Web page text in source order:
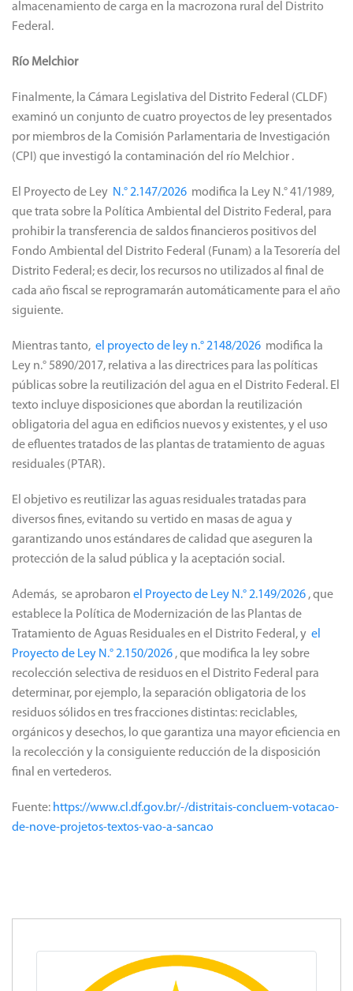
almacenamiento de carga en la macrozona rural del Distrito
Federal.
Río Melchior
Finalmente, la Cámara Legislativa del Distrito Federal (CLDF)
examinó un conjunto de cuatro proyectos de ley presentados
por miembros de la Comisión Parlamentaria de Investigación
(CPI) que investigó la contaminación del río Melchior .
El Proyecto de Ley N.° 2.147/2026 modifica la Ley N.° 41/1989,
que trata sobre la Política Ambiental del Distrito Federal, para
prohibir la transferencia de saldos financieros positivos del
Fondo Ambiental del Distrito Federal (Funam) a la Tesorería del
Distrito Federal; es decir, los recursos no utilizados al final de
cada año fiscal se reprogramarán automáticamente para el año
siguiente.
Mientras tanto, el proyecto de ley n.° 2148/2026 modifica la
Ley n.° 5890/2017, relativa a las directrices para las políticas
públicas sobre la reutilización del agua en el Distrito Federal. El
texto incluye disposiciones que abordan la reutilización
obligatoria del agua en edificios nuevos y existentes, y el uso
de efluentes tratados de las plantas de tratamiento de aguas
residuales (PTAR).
El objetivo es reutilizar las aguas residuales tratadas para
diversos fines, evitando su vertido en masas de agua y
garantizando unos estándares de calidad que aseguren la
protección de la salud pública y la aceptación social.
Además, se aprobaron el Proyecto de Ley N.° 2.149/2026 , que
establece la Política de Modernización de las Plantas de
Tratamiento de Aguas Residuales en el Distrito Federal, y el
Proyecto de Ley N.° 2.150/2026 , que modifica la ley sobre
recolección selectiva de residuos en el Distrito Federal para
determinar, por ejemplo, la separación obligatoria de los
residuos sólidos en tres fracciones distintas: reciclables,
orgánicos y desechos, lo que garantiza una mayor eficiencia en
la recolección y la consiguiente reducción de la disposición
final en vertederos.
Fuente: https://www.cl.df.gov.br/-/distritais-concluem-votacao-
de-nove-projetos-textos-vao-a-sancao